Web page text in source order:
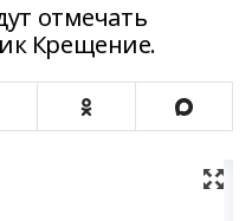
отмечать
Крещение.